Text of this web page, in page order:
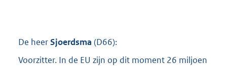
De heerSjoerdsma (D66):
Voorzitter. In de EU zijn op dit moment 26 miljoen